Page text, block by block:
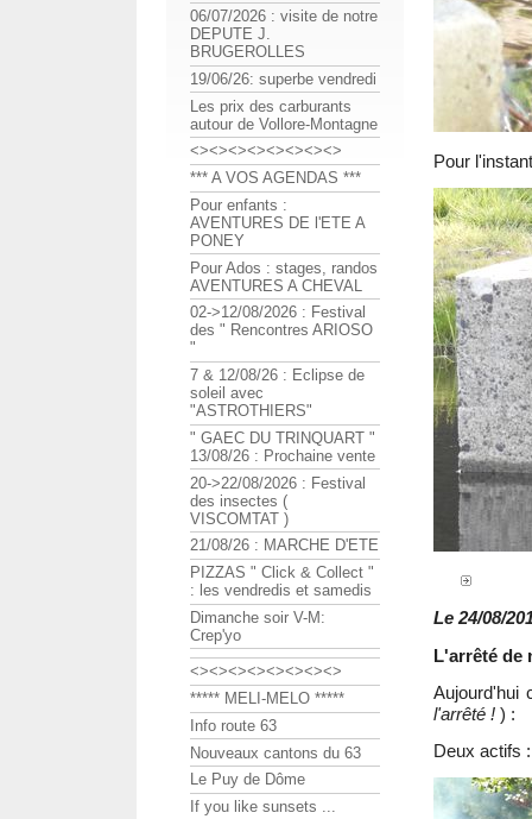
Pour
Le 24/08/
L'arrêté de
Aujourd'hui
l'arrêté ! ) :
Deux actifs :
06/07/2026 : visite de notre
DEPUTE J.
BRUGEROLLES
19/06/26: superbe vendredi
Les prix des carburants
autour de Vollore-Montagne
<><><><><><><><>
*** A VOS AGENDAS ***
Pour enfants :
AVENTURES DE l'ETE A
PONEY
Pour Ados : stages, randos
AVENTURES A CHEVAL
02->12/08/2026 : Festival
des " Rencontres ARIOSO
"
7 & 12/08/26 : Eclipse de
soleil avec
"ASTROTHIERS"
" GAEC DU TRINQUART "
13/08/26 : Prochaine vente
20->22/08/2026 : Festival
des insectes (
VISCOMTAT )
21/08/26 : MARCHE D'ETE
PIZZAS " Click & Collect "
: les vendredis et samedis
Dimanche soir V-M:
Crep'yo
<><><><><><><><>
***** MELI-MELO *****
Info route 63
Nouveaux cantons du 63
Le Puy de Dôme
If you like sunsets ...